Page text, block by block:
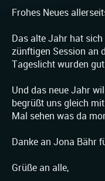
Frohes Neues
Das alte Jahr hat
zünftigen Session an
Tageslicht wurden gut
Und das neue Jahr
begrüßt uns gleich
Mal sehen was da
Danke an Jona Bähr
Grüße an alle,